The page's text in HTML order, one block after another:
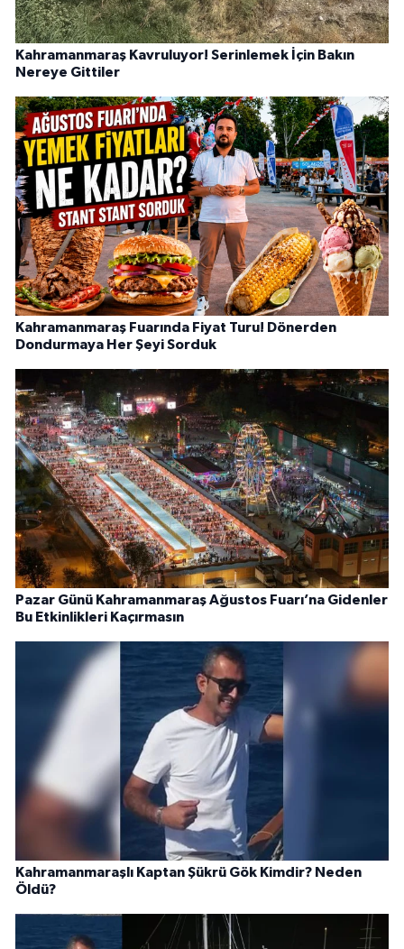
Kahramanmaraş Kavruluyor! Serinlemek İçin Bakın
Nereye Gittiler
Kahramanmaraş Fuarında Fiyat Turu! Dönerden
Dondurmaya Her Şeyi Sorduk
Pazar Günü Kahramanmaraş Ağustos Fuarı’na Gidenler
Bu Etkinlikleri Kaçırmasın
Kahramanmaraşlı Kaptan Şükrü Gök Kimdir? Neden
Öldü?